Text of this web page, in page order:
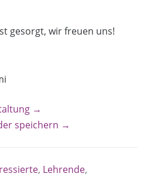
gesorgt, wir freuen uns!
→
speichern →
, Lehrende,